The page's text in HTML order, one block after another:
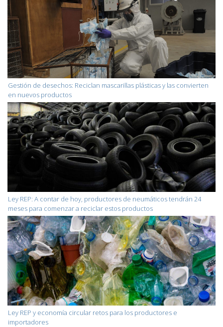
Gestión de desechos: Reciclan mascarillas plásticas y las convierten
en nuevos productos
Ley REP: A contar de hoy, productores de neumáticos tendrán 24
meses para comenzar a reciclar estos productos
Ley REP y economía circular retos para los productores e
importadores